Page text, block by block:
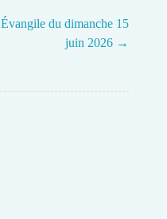
Évangile du dimanche 15
juin 2026 →